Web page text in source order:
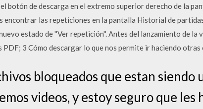
botón de descarga en el extremo superior derecho de la
encontrar las repeticiones en la pantalla Historial de
estado de ''Ver repetición''. Antes del lanzamiento de la
3 Cómo descargar lo que nos permite ir haciendo otras
bloqueados que estan siendo
videos, y estoy seguro que les